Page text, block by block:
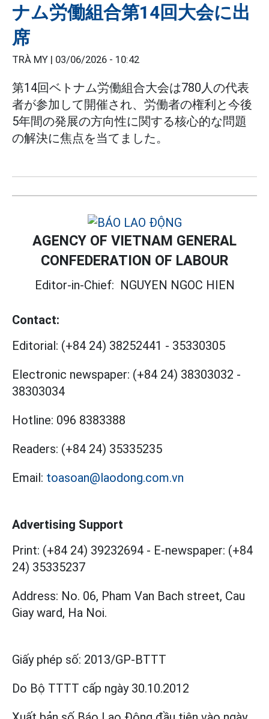
ナム労働組合第14回大会に出
席
TRÀ MY | 03/06/2026 - 10:42
第14回ベトナム労働組合大会は780人の代表
者が参加して開催され、労働者の権利と今後
5年間の発展の方向性に関する核心的な問題
の解決に焦点を当てました。
AGENCY OF VIETNAM GENERAL
CONFEDERATION OF LABOUR
Editor-in-Chief: NGUYEN NGOC HIEN
Contact:
Editorial: (+84 24) 38252441 - 35330305
Electronic newspaper: (+84 24) 38303032 -
38303034
Hotline: 096 8383388
Readers: (+84 24) 35335235
Email: toasoan@laodong.com.vn
Advertising Support
Print: (+84 24) 39232694 - E-newspaper: (+84
24) 35335237
Address: No. 06, Pham Van Bach street, Cau
Giay ward, Ha Noi.
Giấy phép số: 2013/GP-BTTT
Do Bộ TTTT cấp ngày 30.10.2012